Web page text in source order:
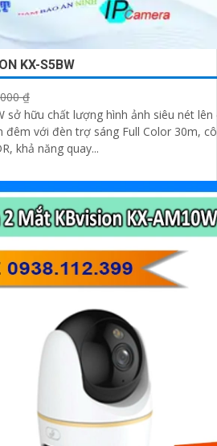
KX-S5BW
₫
sở hữu chất lượng hình ảnh siêu nét lên
đêm với đèn trợ sáng Full Color 30m,
khả năng quay...